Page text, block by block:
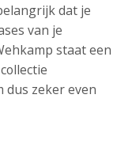
dat je
van je
staat een
dus zeker even